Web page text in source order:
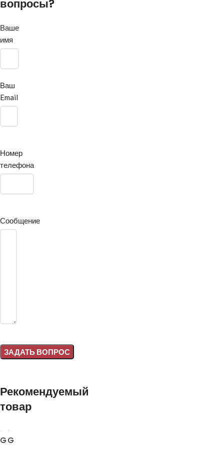
вопросы?
Ваше
имя
Ваш
Email
Номер
телефона
Сообщение
Рекомендуемый
товар
GG